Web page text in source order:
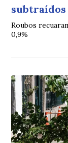
Roubos
0,9%